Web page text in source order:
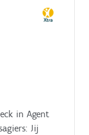
in Agent
Jij